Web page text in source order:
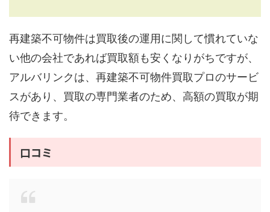
再建築不可物件は買取後の運用に関して慣れていな
い他の会社であれば買取額も安くなりがちですが、
アルバリンクは、再建築不可物件買取プロのサービ
スがあり、買取の専門業者のため、高額の買取が期
待できます。
口コミ